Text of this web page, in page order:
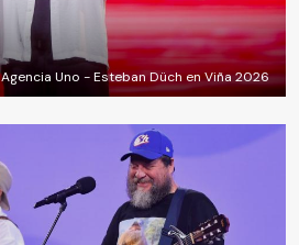
Agencia Uno - Esteban Düch en Viña 2026